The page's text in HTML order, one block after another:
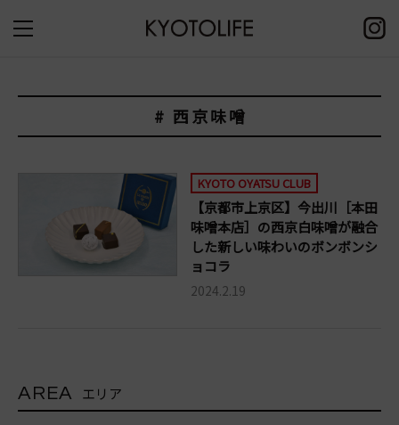
# 西京味噌
KYOTO OYATSU CLUB
【京都市上京区】今出川［本田
味噌本店］の西京白味噌が融合
した新しい味わいのボンボンシ
ョコラ
2024.2.19
AREA エリア